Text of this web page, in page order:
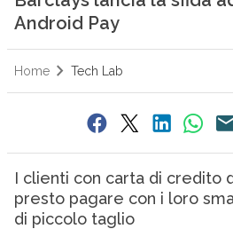
Android Pay
Home Tech Lab
I clienti con carta di credito
presto pagare con i loro
di piccolo taglio